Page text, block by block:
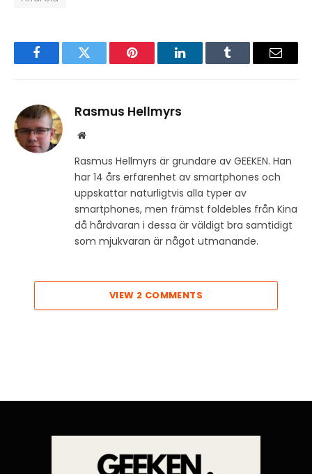
FacebookTwitter Pinterest LinkedInTumblr Email
Rasmus Hellmyrs
Website
Rasmus Hellmyrs är grundare av GEEKEN. Han
har 14 års erfarenhet av smartphones och
uppskattar naturligtvis alla typer av
smartphones, men främst foldebles från Kina
då hårdvaran i dessa är väldigt bra samtidigt
som mjukvaran är något utmanande.
VIEW 2 COMMENTS